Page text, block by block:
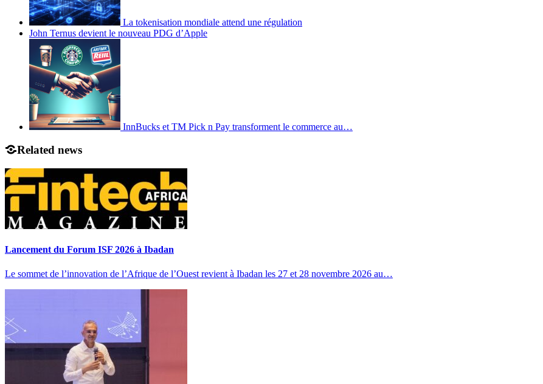
La tokenisation mondiale attend une régulation
John Ternus devient le nouveau PDG d’Apple
InnBucks et TM Pick n Pay transforment le commerce au…
Related news
Lancement du Forum ISF 2026 à Ibadan
Le sommet de l’innovation de l’Afrique de l’Ouest revient à Ibadan les 27 et 28 novembre 2026 au…